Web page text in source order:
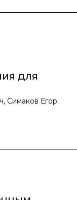
для
Симаков Егор